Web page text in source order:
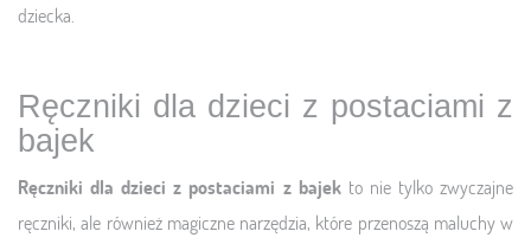
dziecka.
Ręczniki dla dzieci z postaciami z
bajek
Ręczniki dla dzieci z postaciami z bajekto nie tylko zwyczajne
ręczniki, ale również magiczne narzędzia, które przenoszą maluchy w